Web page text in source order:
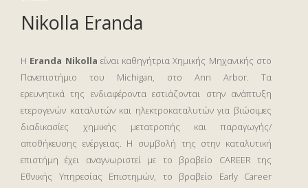
Nikolla Eranda
Η Eranda Nikolla είναι καθηγήτρια Χημικής Μηχανικής στο
Πανεπιστήμιο του Michigan, στο Ann Arbor. Τα
ερευνητικά της ενδιαφέροντα εστιάζονται στην ανάπτυξη
ετερογενών καταλυτών και ηλεκτροκαταλυτών για βιώσιμες
διαδικασίες χημικής μετατροπής και παραγωγής/
αποθήκευσης ενέργειας. Η συμβολή της στην καταλυτική
επιστήμη έχει αναγνωριστεί με το βραβείο CAREER της
Εθνικής Υπηρεσίας Επιστημών, το βραβείο Early Career